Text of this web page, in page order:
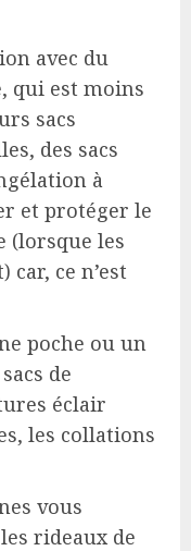
avec du
qui est moins
sacs
des sacs
à
et protéger le
(lorsque les
ce n’est
poche ou un
de
éclair
les collations
vous
rideaux de